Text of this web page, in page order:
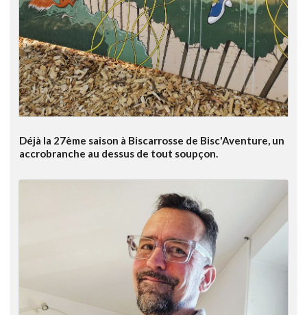
Déjà la 27ème saison à Biscarrosse de Bisc'Aventure, un
accrobranche au dessus de tout soupçon.